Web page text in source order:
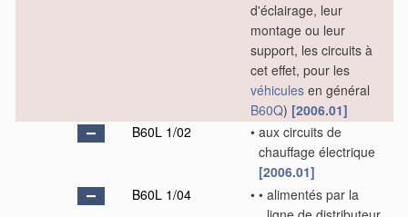
d'éclairage, leur
montage ou leur
support, les circuits à
cet effet, pour les
véhicules en général
B60Q) [2006.01]
B60L 1/02
• aux circuits de
chauffage électrique
[2006.01]
B60L 1/04
• • alimentés par la